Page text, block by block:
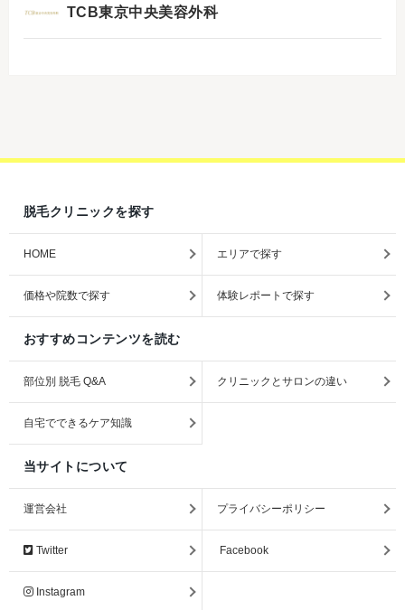
TCB東京中央美容外科
脱毛クリニックを探す
HOME エリアで探す
価格や院数で探す 体験レポートで探す
おすすめコンテンツを読む
部位別 脱毛 Q&A クリニックとサロンの違い
自宅でできるケア知識
当サイトについて
運営会社 プライバシーポリシー
Twitter Facebook
Instagram